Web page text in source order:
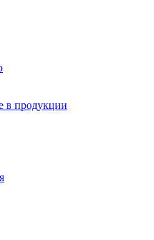
в продукции